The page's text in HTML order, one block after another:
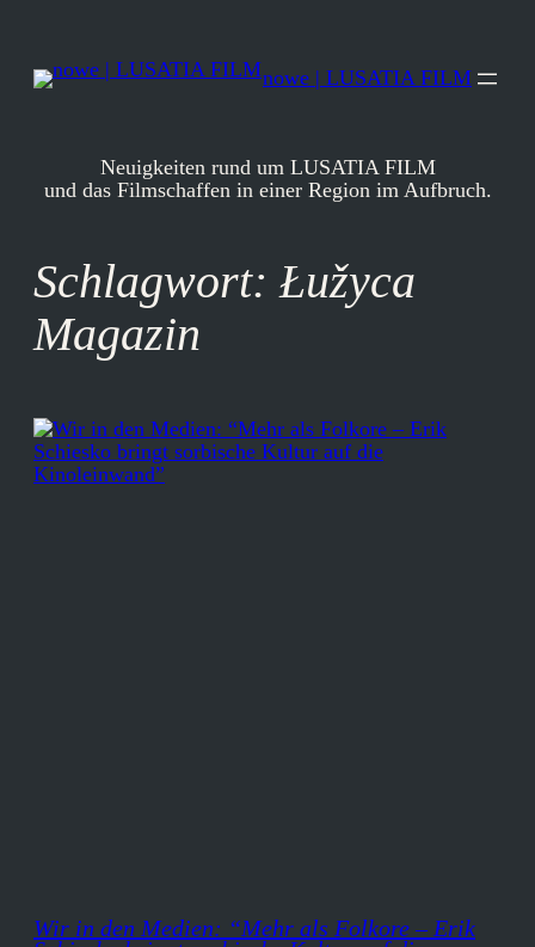
springen
nowe | LUSATIA FILM
Neuigkeiten rund um LUSATIA FILM
und das Filmschaffen in einer Region im Aufbruch.
Schlagwort:Łužyca
Magazin
Wir in den Medien: “Mehr als Folkore – Erik